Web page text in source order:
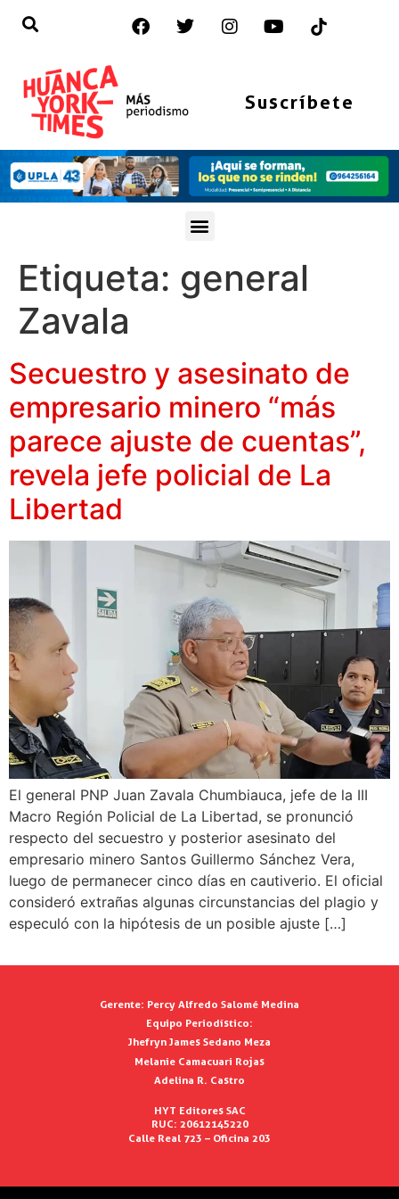
Suscríbete
Etiqueta: general
Zavala
Secuestro y asesinato de
empresario minero “más
parece ajuste de cuentas”,
revela jefe policial de La
Libertad
El general PNP Juan Zavala Chumbiauca, jefe de la III
Macro Región Policial de La Libertad, se pronunció
respecto del secuestro y posterior asesinato del
empresario minero Santos Guillermo Sánchez Vera,
luego de permanecer cinco días en cautiverio. El oficial
consideró extrañas algunas circunstancias del plagio y
especuló con la hipótesis de un posible ajuste […]
Gerente: Percy Alfredo Salomé Medina
Equipo Periodístico:
Jhefryn James Sedano Meza
Melanie Camacuari Rojas
Adelina R. Castro
HYT Editores SAC
RUC: 20612145220
Calle Real 723 – Oficina 203